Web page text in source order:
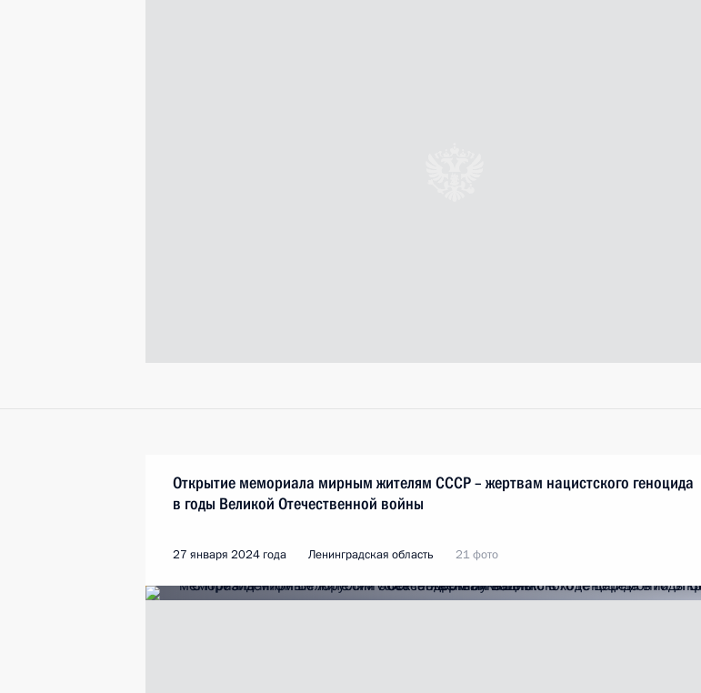
Открытие мемориала мирным жителям СССР – жертвам нацистского геноцида
в годы Великой Отечественной войны
27 января 2024 года Ленинградская область 21 фото